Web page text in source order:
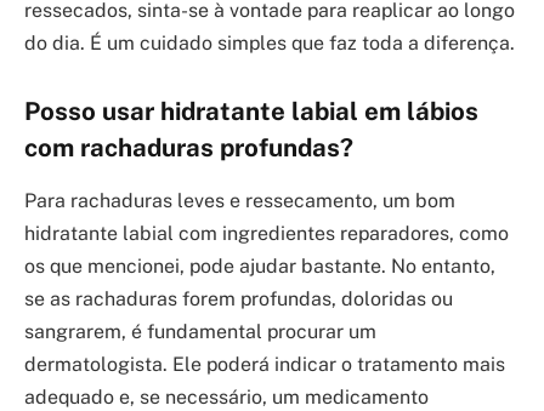
ressecados, sinta-se à vontade para reaplicar ao longo
do dia. É um cuidado simples que faz toda a diferença.
Posso usar hidratante labial em lábios
com rachaduras profundas?
Para rachaduras leves e ressecamento, um bom
hidratante labial com ingredientes reparadores, como
os que mencionei, pode ajudar bastante. No entanto,
se as rachaduras forem profundas, doloridas ou
sangrarem, é fundamental procurar um
dermatologista. Ele poderá indicar o tratamento mais
adequado e, se necessário, um medicamento